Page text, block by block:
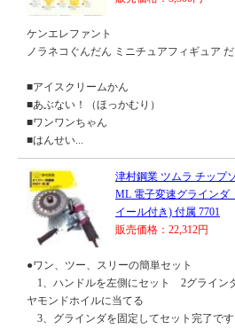
ケンエレファント
ノラネコぐんだん ミニチュアフィギュア
■アイスクリームかん
■あぶない！（ほっかむり）
■ワンワンちゃん
■はんせい...
津村鋼業 ツムラ チップ
ML 電子変速グライン
イール付き) 付属 7701
販売価格：22,312円
●ワン、ツー、スリーの簡単セット
1、ハンドルを左側にセット 2グライン
ヤモンドホイルに当てる
3、グラインダを固定してセット完了です